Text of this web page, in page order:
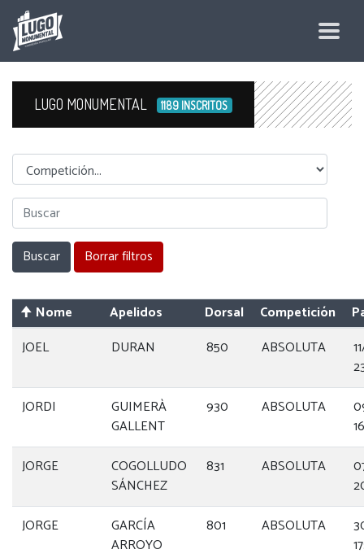
LUGO MONUMENTAL 1189 INSCRITOS
Competicion
Nome Apelidos Dorsal Competición
JOEL
DURAN 850 ABSOLUTA
JORDI
GUIMERÀ
GALLENT
930 ABSOLUTA
JORGE
COGOLLUDO
SÁNCHEZ
831 ABSOLUTA
JORGE
GARCÍA
ARROYO
801 ABSOLUTA